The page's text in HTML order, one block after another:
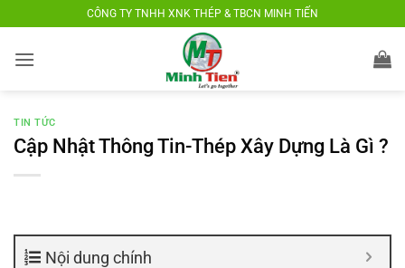
nội
CÔNG TY TNHH XNK THÉP & TBCN MINH TIẾN
TIN TỨC
Cập Nhật Thông Tin-Thép Xây Dựng Là Gì ?
Nội dung chính